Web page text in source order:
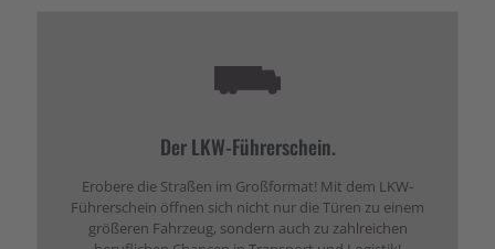
Der LKW-Führerschein.
Erobere die Straßen im Großformat! Mit dem LKW-
Führerschein öffnen sich nicht nur die Türen zu einem
größeren Fahrzeug, sondern auch zu zahlreichen